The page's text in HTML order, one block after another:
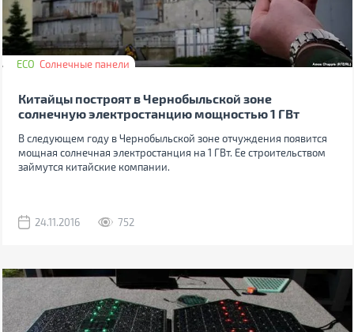
ECO Солнечные панели
Китайцы построят в Чернобыльской зоне
солнечную электростанцию мощностью 1 ГВт
В следующем году в Чернобыльской зоне отчуждения появится
мощная солнечная электростанция на 1 ГВт. Ее строительством
займутся китайские компании.
24.11.2016 752